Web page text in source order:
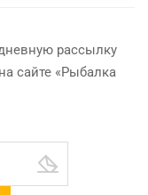
рассылку
сайте «Рыбалка